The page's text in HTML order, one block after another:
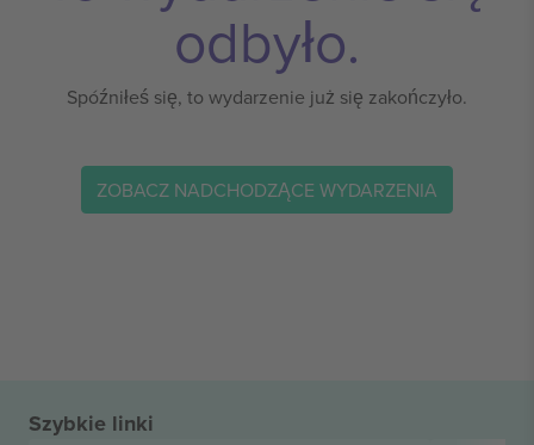
odbyło.
Spóźniłeś się, to wydarzenie już się zakończyło.
ZOBACZ NADCHODZĄCE WYDARZENIA
Szybkie linki